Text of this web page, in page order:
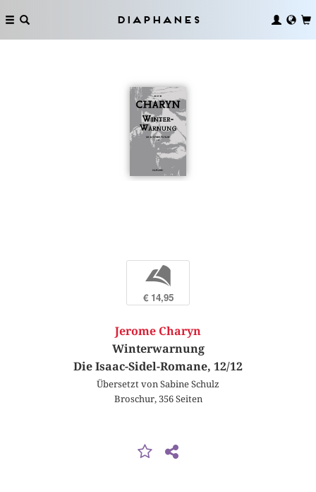
Diaphanes
b
€ 14,95
Jerome Charyn
Winterwarnung
Die Isaac-Sidel-Romane, 12/12
Übersetzt von Sabine Schulz
Broschur, 356 Seiten